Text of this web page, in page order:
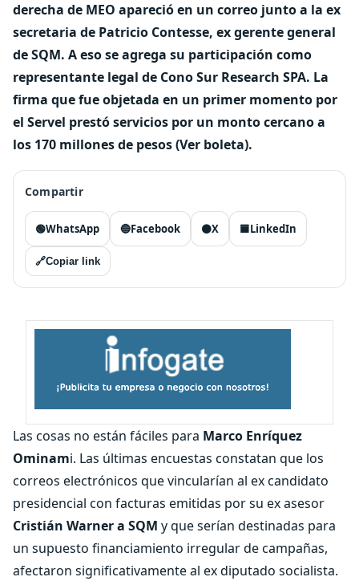
derecha de MEO apareció en un correo junto a la ex
secretaria de Patricio Contesse, ex gerente general
de SQM. A eso se agrega su participación como
representante legal de Cono Sur Research SPA. La
firma que fue objetada en un primer momento por
el Servel prestó servicios por un monto cercano a
los 170 millones de pesos (Ver boleta).
Compartir
🟢WhatsApp 🔵Facebook ⚫X 🟦LinkedIn
🔗Copiar link
Las cosas no están fáciles para Marco Enríquez
Ominami. Las últimas encuestas constatan que los
correos electrónicos que vincularían al ex candidato
presidencial con facturas emitidas por su ex asesor
Cristián Warner a SQM y que serían destinadas para
un supuesto financiamiento irregular de campañas,
afectaron significativamente al ex diputado socialista.